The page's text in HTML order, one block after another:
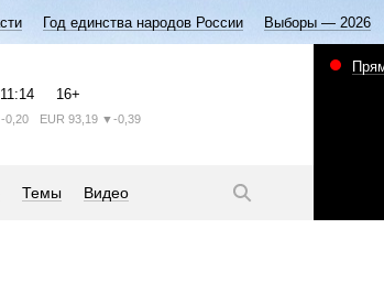
Год единства народов России Выборы — 2026
11:14 16+
0,20 EUR 93,19 ▼-0,39
Темы Видео